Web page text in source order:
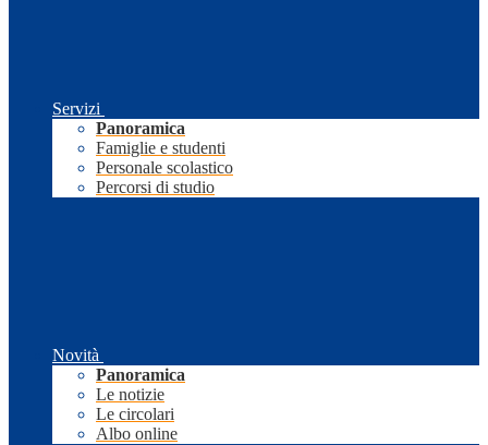
Servizi
Panoramica
Famiglie e studenti
Personale scolastico
Percorsi di studio
Novità
Panoramica
Le notizie
Le circolari
Albo online